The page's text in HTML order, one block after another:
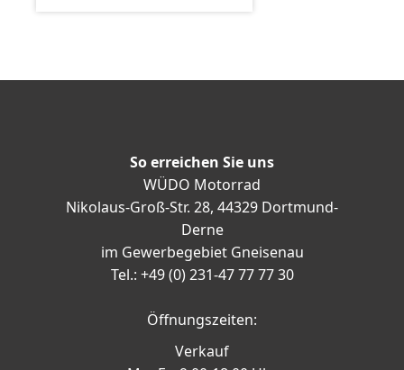
So erreichen Sie uns
WÜDO Motorrad
Nikolaus-Groß-Str. 28, 44329 Dortmund-
Derne
im Gewerbegebiet Gneisenau
Tel.: +49 (0) 231-47 77 77 30
Öffnungszeiten:
Verkauf